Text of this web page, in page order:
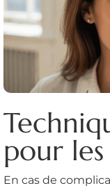
pour
En cas de